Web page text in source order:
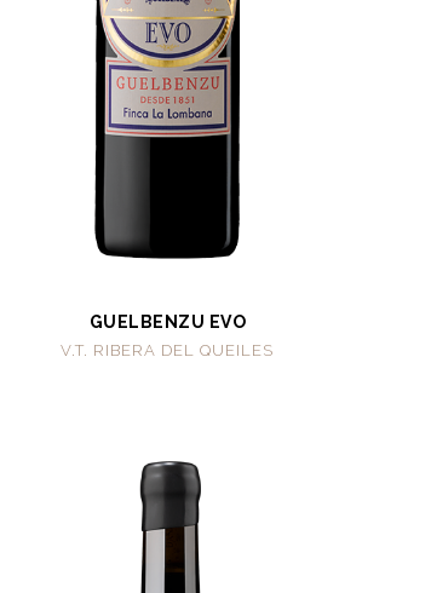
GUELBENZU EVO
V.T. RIBERA DEL QUEILES